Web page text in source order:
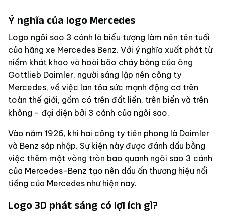
Ý nghĩa của logo Mercedes
Logo ngôi sao 3 cánh là biểu tượng làm nên tên tuổi
của hãng xe Mercedes Benz. Với ý nghĩa xuất phát từ
niềm khát khao và hoài bão cháy bỏng của ông
Gottlieb Daimler, người sáng lập nên công ty
Mercedes, về việc lan tỏa sức mạnh động cơ trên
toàn thế giới, gồm có trên đất liền, trên biển và trên
không - đại diện bởi 3 cánh của ngôi sao.
Vào năm 1926, khi hai công ty tiên phong là Daimler
và Benz sáp nhập. Sự kiện này được đánh dấu bằng
việc thêm một vòng tròn bao quanh ngôi sao 3 cánh
của Mercedes-Benz tạo nên dấu ấn thương hiệu nổi
tiếng của Mercedes như hiện nay.
Logo 3D phát sáng có lợi ích gì?